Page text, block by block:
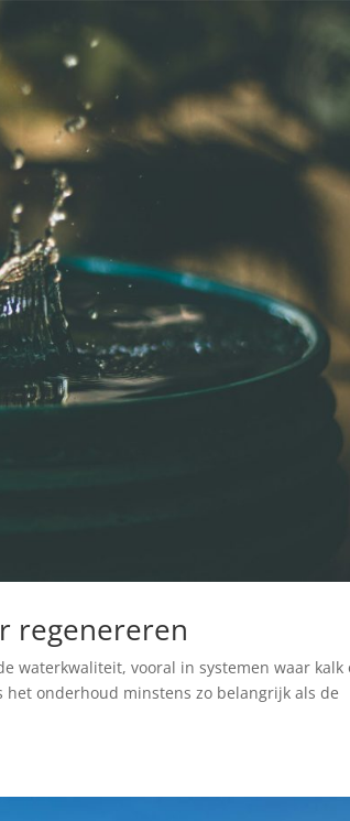
regenereren
waterkwaliteit, vooral in systemen waar kalk
onderhoud minstens zo belangrijk als de